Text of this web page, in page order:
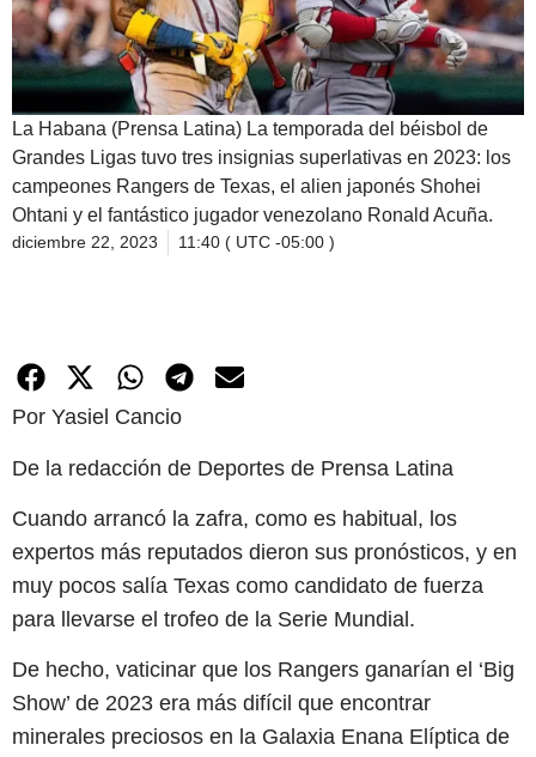
La Habana (Prensa Latina) La temporada del béisbol de
Grandes Ligas tuvo tres insignias superlativas en 2023: los
campeones Rangers de Texas, el alien japonés Shohei
Ohtani y el fantástico jugador venezolano Ronald Acuña.
diciembre 22, 2023 11:40 ( UTC -05:00 )
Por Yasiel Cancio
De la redacción de Deportes de Prensa Latina
Cuando arrancó la zafra, como es habitual, los
expertos más reputados dieron sus pronósticos, y en
muy pocos salía Texas como candidato de fuerza
para llevarse el trofeo de la Serie Mundial.
De hecho, vaticinar que los Rangers ganarían el ‘Big
Show’ de 2023 era más difícil que encontrar
minerales preciosos en la Galaxia Enana Elíptica de